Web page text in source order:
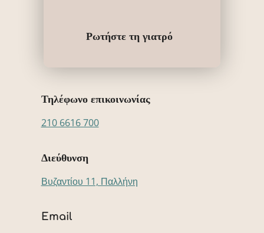
Ρωτήστε τη γιατρό
Τηλέφωνο επικοινωνίας
210 6616 700
Διεύθυνση
Βυζαντίου 11, Παλλήνη
Email